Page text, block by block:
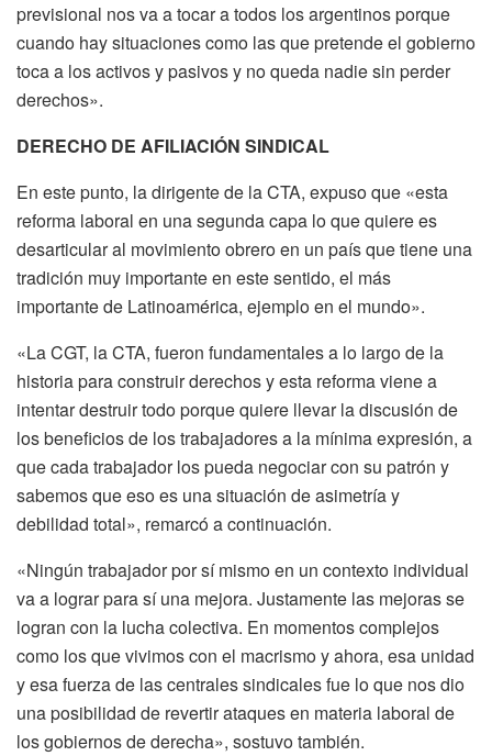
previsional nos va a tocar a todos los argentinos porque
cuando hay situaciones como las que pretende el gobierno
toca a los activos y pasivos y no queda nadie sin perder
derechos».
DERECHO DE AFILIACIÓN SINDICAL
En este punto, la dirigente de la CTA, expuso que «esta
reforma laboral en una segunda capa lo que quiere es
desarticular al movimiento obrero en un país que tiene una
tradición muy importante en este sentido, el más
importante de Latinoamérica, ejemplo en el mundo».
«La CGT, la CTA, fueron fundamentales a lo largo de la
historia para construir derechos y esta reforma viene a
intentar destruir todo porque quiere llevar la discusión de
los beneficios de los trabajadores a la mínima expresión, a
que cada trabajador los pueda negociar con su patrón y
sabemos que eso es una situación de asimetría y
debilidad total», remarcó a continuación.
«Ningún trabajador por sí mismo en un contexto individual
va a lograr para sí una mejora. Justamente las mejoras se
logran con la lucha colectiva. En momentos complejos
como los que vivimos con el macrismo y ahora, esa unidad
y esa fuerza de las centrales sindicales fue lo que nos dio
una posibilidad de revertir ataques en materia laboral de
los gobiernos de derecha», sostuvo también.